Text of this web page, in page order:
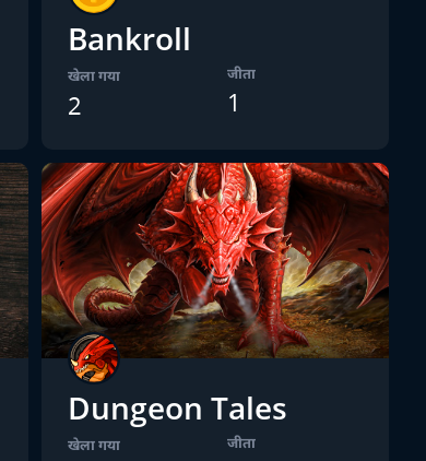
Bankroll
खेला गया
2
जीता
1
Dungeon Tales
खेला गया जीता